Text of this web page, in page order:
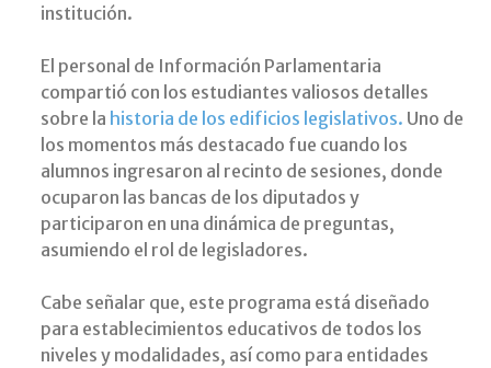
institución.
El personal de Información Parlamentaria
compartió con los estudiantes valiosos detalles
sobre la historia de los edificios legislativos. Uno de
los momentos más destacado fue cuando los
alumnos ingresaron al recinto de sesiones, donde
ocuparon las bancas de los diputados y
participaron en una dinámica de preguntas,
asumiendo el rol de legisladores.
Cabe señalar que, este programa está diseñado
para establecimientos educativos de todos los
niveles y modalidades, así como para entidades